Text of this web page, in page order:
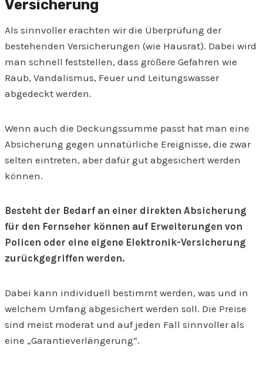
Versicherung
Als sinnvoller erachten wir die Überprüfung der
bestehenden Versicherungen (wie Hausrat). Dabei wird
man schnell feststellen, dass größere Gefahren wie
Raub, Vandalismus, Feuer und Leitungswasser
abgedeckt werden.
Wenn auch die Deckungssumme passt hat man eine
Absicherung gegen unnatürliche Ereignisse, die zwar
selten eintreten, aber dafür gut abgesichert werden
können.
Besteht der Bedarf an einer direkten Absicherung
für den Fernseher können auf Erweiterungen von
Policen oder eine eigene Elektronik-Versicherung
zurückgegriffen werden.
Dabei kann individuell bestimmt werden, was und in
welchem Umfang abgesichert werden soll. Die Preise
sind meist moderat und auf jeden Fall sinnvoller als
eine „Garantieverlängerung“.